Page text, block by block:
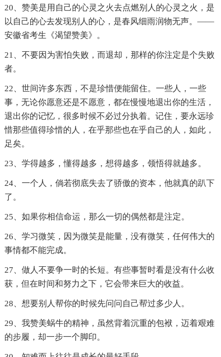
20、赞美是用自己的心灵之火去点燃别人的心灵之火，是
以自己的心去发现别人的心，是春风细雨润物无声。——
安徽省考生《渴望赞美》。
21、不要因为害怕失败，而退却，那样的你注定是个失败
者。
22、世间许多东西，不是珍惜便能留住。一些人，一些
事，无论你愿意还是不愿意，都在慢慢地退出你的生活，
退出你的记忆，很多时候不必过分执着。记住，要永远珍
惜那些值得珍惜的人，在乎那些也在乎自己的人，如此，
足矣。
23、学得越多，懂得越多，想得越多，领悟得就越多。
24、一个人，倘若彻底失去了骄傲的资本，他就真的趴下
了。
25、如果你相信命运，那么一切的偶然都是注定。
26、学习微笑，因为微笑是能量，没有微笑，任何伟大的
事情都不能完成。
27、做人不要争一时的长短。有些事暂时看是没有什么收
获，但在时间和努力之下，它会带来巨大的收益。
28、想要别人帮你的时候先问问自己帮过多少人。
29、我赞美蜗牛的精神，虽然背着沉重的包袱，迈着艰难
的步履，却一步一个脚印。